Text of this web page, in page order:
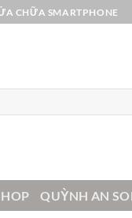
CHỮA SMARTPHONE
QUỲNH AN